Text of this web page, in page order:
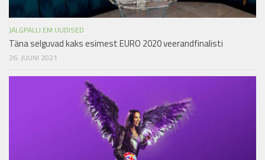
JALGPALLI EM UUDISED
Täna selguvad kaks esimest EURO 2020 veerandfinalisti
26. JUUNI 2021